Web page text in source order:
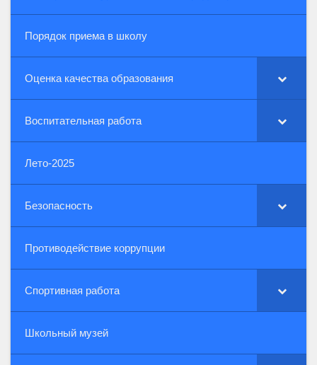
Порядок приема в школу
Оценка качества образования
Воспитательная работа
Лето-2025
Безопасность
Противодействие коррупции
Спортивная работа
Школьный музей